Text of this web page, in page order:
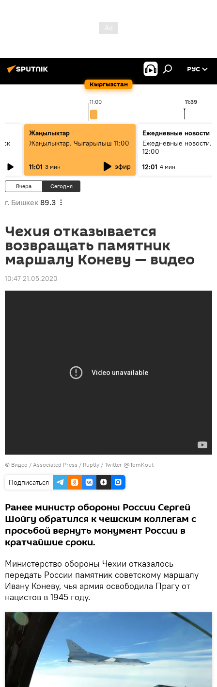
Кыргызстан
РУС
11:00 11:39
Жаңылыктар
Жаңылыктар. Чыгарылыш 11:00
11:01 3 мин эфир
Ежедневные новости
Ежедневные новости.
12:00
12:01 4 мин
Вчера Сегодня
г. Бишкек 89.3
Чехия отказывается
возвращать памятник
маршалу Коневу — видео
10:47 21.05.2020
© Видео / Associated Press / Ruptly / Twitter @TomKout
Подписаться
Ранее министр обороны России Сергей
Шойгу обратился к чешским коллегам с
просьбой вернуть монумент России в
кратчайшие сроки.
Министерство обороны Чехии отказалось
передать России памятник советскому маршалу
Ивану Коневу, чья армия освободила Прагу от
нацистов в 1945 году.